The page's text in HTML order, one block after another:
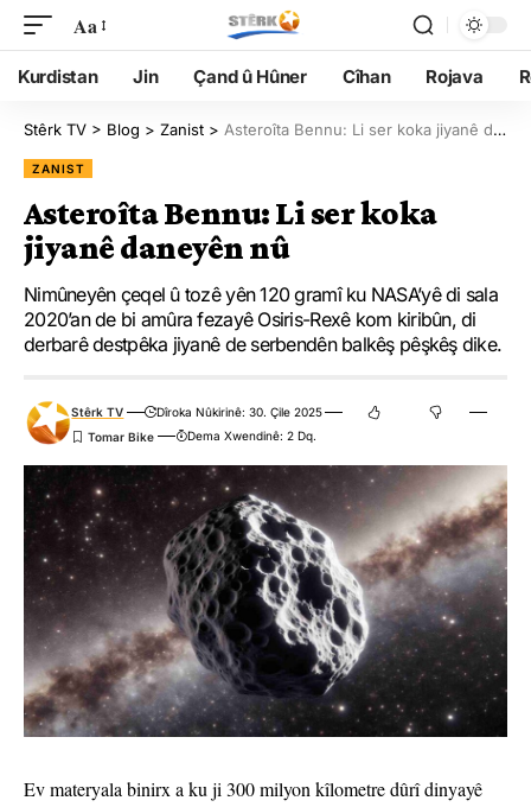
Aa
Kurdistan Jin Çand û Hûner Cîhan Rojava
Stêrk TV > Blog > Zanist > Asteroîta Bennu: Li ser koka jiyanê daneyên nû
ZANIST
Asteroîta Bennu: Li ser koka
jiyanê daneyên nû
Nimûneyên çeqel û tozê yên 120 gramî ku NASA’yê di sala
2020’an de bi amûra fezayê Osiris-Rexê kom kiribûn, di
derbarê destpêka jiyanê de serbendên balkêş pêşkêş dike.
Stêrk TV
Dîroka Nûkirinê: 30. Çile 2025
Dema Xwendinê: 2 Dq.
Ev materyala binirx a ku ji 300 milyon kîlometre dûrî dinyayê